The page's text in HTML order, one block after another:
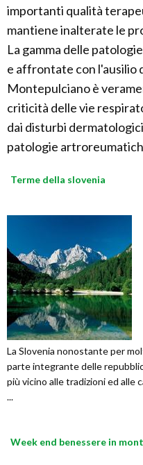
importanti qualità
mantiene inalterate le
La gamma delle
e affrontate con l'ausilio
Montepulciano è
criticità delle vie
dai disturbi
patologie
Terme della slovenia
La Slovenia nonostante per
parte integrante delle
più vicino alle tradizioni ed
...
Week end benessere in